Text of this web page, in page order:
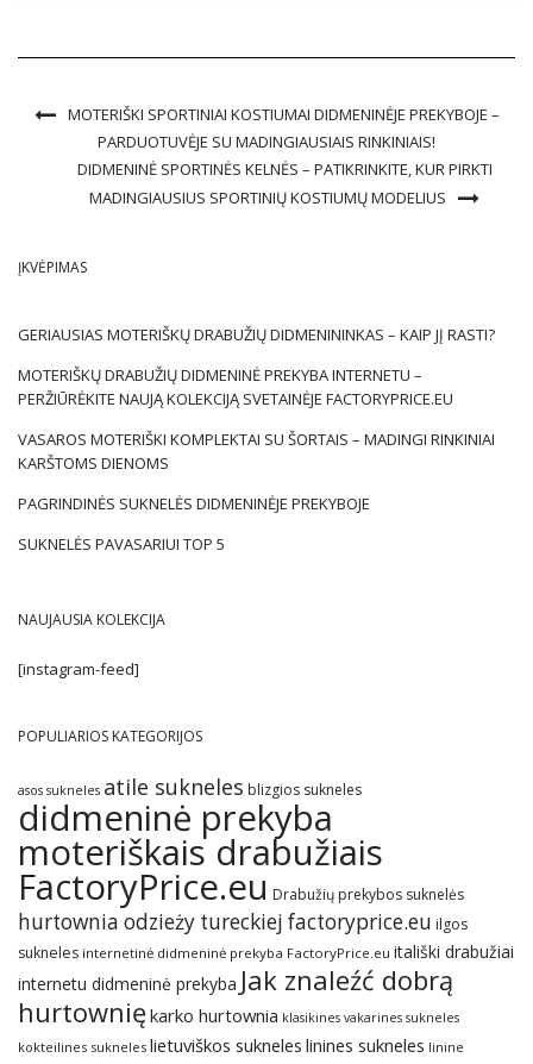
MOTERIŠKI SPORTINIAI KOSTIUMAI DIDMENINĖJE PREKYBOJE –
PARDUOTUVĖJE SU MADINGIAUSIAIS RINKINIAIS!
DIDMENINĖ SPORTINĖS KELNĖS – PATIKRINKITE, KUR PIRKTI
MADINGIAUSIUS SPORTINIŲ KOSTIUMŲ MODELIUS
ĮKVĖPIMAS
GERIAUSIAS MOTERIŠKŲ DRABUŽIŲ DIDMENININKAS – KAIP JĮ RASTI?
MOTERIŠKŲ DRABUŽIŲ DIDMENINĖ PREKYBA INTERNETU –
PERŽIŪRĖKITE NAUJĄ KOLEKCIJĄ SVETAINĖJE FACTORYPRICE.EU
VASAROS MOTERIŠKI KOMPLEKTAI SU ŠORTAIS – MADINGI RINKINIAI
KARŠTOMS DIENOMS
PAGRINDINĖS SUKNELĖS DIDMENINĖJE PREKYBOJE
SUKNELĖS PAVASARIUI TOP 5
NAUJAUSIA KOLEKCIJA
[instagram-feed]
POPULIARIOS KATEGORIJOS
asos sukneles atile sukneles blizgios sukneles
didmeninė prekyba
moteriškais drabužiais
FactoryPrice.eu Drabužių prekybos suknelės
hurtownia odzieży tureckiej factoryprice.eu ilgos
sukneles internetinė didmeninė prekyba FactoryPrice.eu itališki drabužiai
internetu didmeninė prekyba Jak znaleźć dobrą
hurtowniękarko hurtownia klasikines vakarines sukneles
kokteilines sukneles lietuviškos sukneles linines sukneles linine